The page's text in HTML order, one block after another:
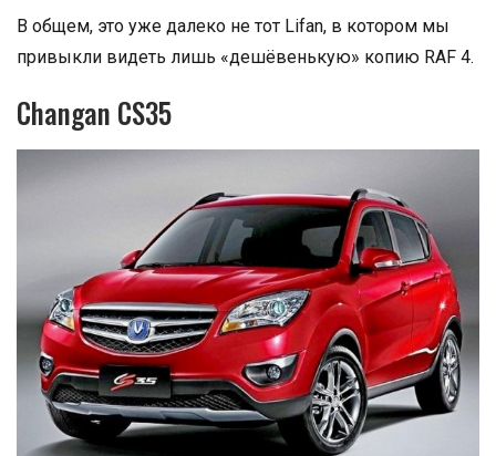
В общем, это уже далеко не тот Lifan, в котором мы
привыкли видеть лишь «дешёвенькую» копию RAF 4.
Changan CS35